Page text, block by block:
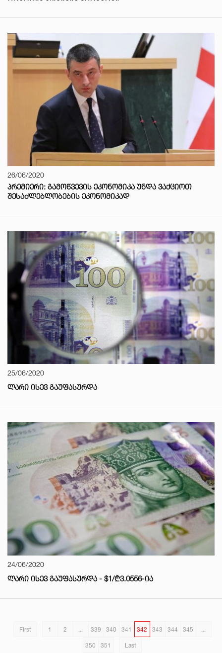
26/06/2020
ᲞᲠᲔᲛᲘᲔᲠᲘ: ᲒᲐᲛᲝᲬᲕᲔᲕᲘᲡ ᲔᲙᲝᲜᲝᲛᲘᲙᲐ ᲣᲜᲓᲐ ᲕᲐᲥᲪᲘᲝᲗ
ᲨᲔᲡᲐᲫᲚᲔᲑᲚᲝᲑᲔᲑᲘᲡ ᲔᲙᲝᲜᲝᲛᲘᲙᲐᲓ
25/06/2020
ᲚᲐᲠᲘ ᲘᲡᲔᲕ ᲒᲐᲣᲤᲐᲡᲣᲠᲓᲐ
24/06/2020
ᲚᲐᲠᲘ ᲘᲡᲔᲕ ᲒᲐᲣᲤᲐᲡᲣᲠᲓᲐ - $1/₾3.0556-ᲘᲐ
First 1 2 ... 339 340 341 342 343 344 345 ...
350 351 Last